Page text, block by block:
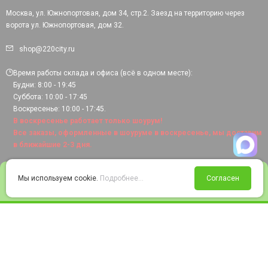
Войти Избранное Корзина
Москва, ул. Южнопортовая, дом 34, стр.2. Заезд на территорию через
ворота ул. Южнопортовая, дом 32.
shop@220city.ru
Время работы склада и офиса (всё в одном месте):
Будни: 8:00 - 19:45
Суббота: 10:00 - 17:45
Воскресенье: 10:00 - 17:45.
В воскресенье работает только шоурум!
Все заказы, оформленные в шоуруме в воскресенье, мы доставим
в ближайшие 2-3 дня.
Мы используем cookie. Подробнее... Согласен